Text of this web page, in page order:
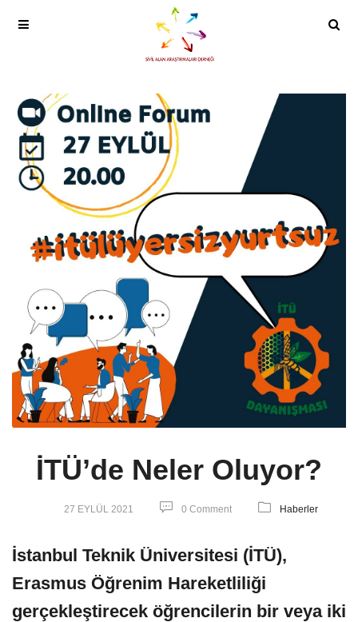
İTÜ’de Neler Oluyor?
27 EYLÜL 2021 0 Comment Haberler
İstanbul Teknik Üniversitesi (İTÜ),
Erasmus Öğrenim Hareketliliği
gerçekleştirecek öğrencilerin bir veya iki